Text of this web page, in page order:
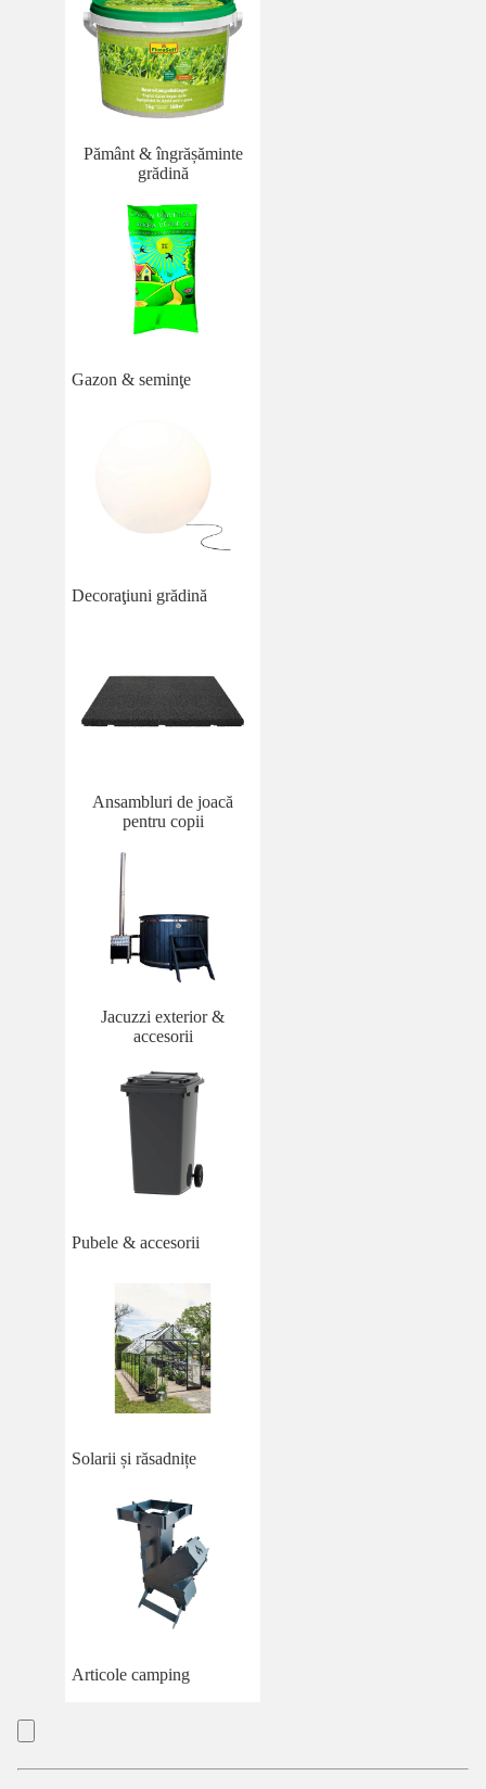
Pământ & îngrășăminte
grădină
Gazon & seminţe
Decoraţiuni grădină
Ansambluri de joacă
pentru copii
Jacuzzi exterior &
accesorii
Pubele & accesorii
Solarii și răsadnițe
Articole camping